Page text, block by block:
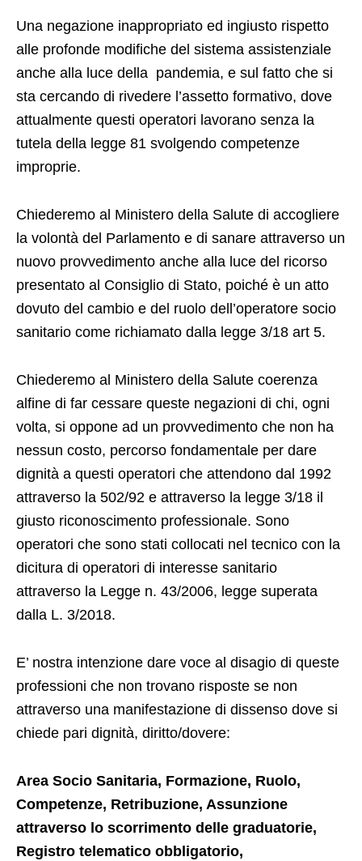
Una negazione inappropriato ed ingiusto rispetto
alle profonde modifiche del sistema assistenziale
anche alla luce della pandemia, e sul fatto che si
sta cercando di rivedere l’assetto formativo, dove
attualmente questi operatori lavorano senza la
tutela della legge 81 svolgendo competenze
improprie.
Chiederemo al Ministero della Salute di accogliere
la volontà del Parlamento e di sanare attraverso un
nuovo provvedimento anche alla luce del ricorso
presentato al Consiglio di Stato, poiché è un atto
dovuto del cambio e del ruolo dell’operatore socio
sanitario come richiamato dalla legge 3/18 art 5.
Chiederemo al Ministero della Salute coerenza
alfine di far cessare queste negazioni di chi, ogni
volta, si oppone ad un provvedimento che non ha
nessun costo, percorso fondamentale per dare
dignità a questi operatori che attendono dal 1992
attraverso la 502/92 e attraverso la legge 3/18 il
giusto riconoscimento professionale. Sono
operatori che sono stati collocati nel tecnico con la
dicitura di operatori di interesse sanitario
attraverso la Legge n. 43/2006, legge superata
dalla L. 3/2018.
E’ nostra intenzione dare voce al disagio di queste
professioni che non trovano risposte se non
attraverso una manifestazione di dissenso dove si
chiede pari dignità, diritto/dovere:
Area Socio Sanitaria, Formazione, Ruolo,
Competenze, Retribuzione, Assunzione
attraverso lo scorrimento delle graduatorie,
Registro telematico obbligatorio,